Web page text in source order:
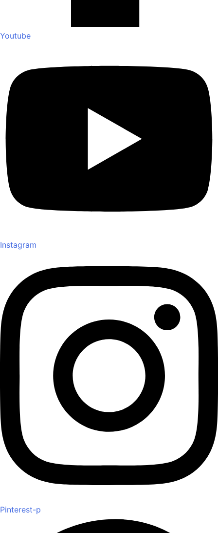
Youtube
Instagram
Pinterest-p